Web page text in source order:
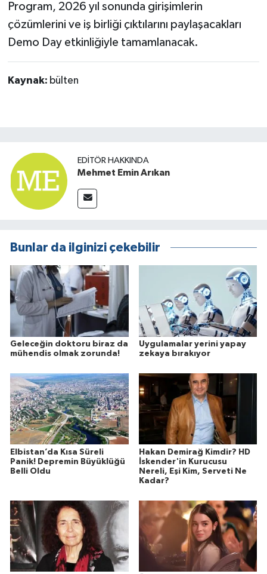
Program, 2026 yıl sonunda girişimlerin
çözümlerini ve iş birliği çıktılarını paylaşacakları
Demo Day etkinliğiyle tamamlanacak.
Kaynak: bülten
EDITÖR HAKKINDA
Mehmet Emin Arıkan
Bunlar da ilginizi çekebilir
Geleceğin doktoru biraz da
mühendis olmak zorunda!
Uygulamalar yerini yapay
zekaya bırakıyor
Elbistan’da Kısa Süreli
Panik! Depremin Büyüklüğü
Belli Oldu
Hakan Demirağ Kimdir? HD
İskender'in Kurucusu
Nereli, Eşi Kim, Serveti Ne
Kadar?